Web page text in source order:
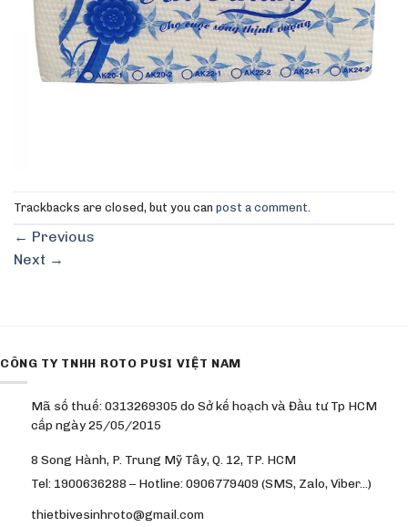
Trackbacks are closed, but you can post a comment
← Previous
Next →
CÔNG TY TNHH ROTO PUSI VIỆT NAM
Mã số thuế: 0313269305 do Sở kế hoạch và Đầu tư Tp HCM
cấp ngày 25/05/2015
8 Song Hành, P. Trung Mỹ Tây, Q. 12, TP. HCM
Tel: 1900636288 – Hotline: 0906779409 (SMS, Zalo, Viber…)
thietbivesinhroto@gmail.com